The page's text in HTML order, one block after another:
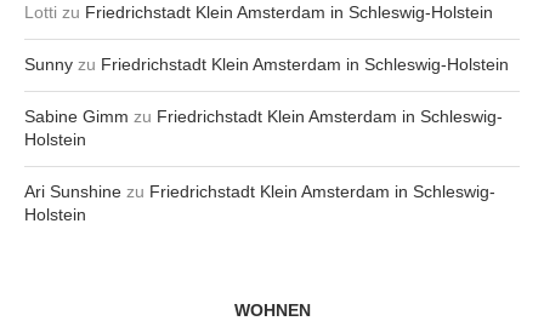
Lotti zu Friedrichstadt Klein Amsterdam in Schleswig-Holstein
Sunny zu Friedrichstadt Klein Amsterdam in Schleswig-Holstein
Sabine Gimm zu Friedrichstadt Klein Amsterdam in Schleswig-
Holstein
Ari Sunshine zu Friedrichstadt Klein Amsterdam in Schleswig-
Holstein
WOHNEN